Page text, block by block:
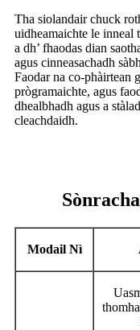
Tha siolandair chuck
uidheamaichte le inneal
a dh’ fhaodas dian
agus cinneasachadh
Faodar na co-phàirtean
prògramaichte, agus
dhealbhadh agus a
cleachdaidh.
Modail Nì